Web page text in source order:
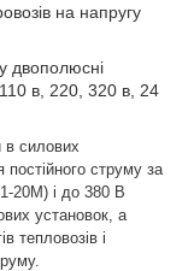
на напругу
двополюсні
в, 220, 320 в, 24
в силових
струму за
20М) і до 380 В
установок, а
тепловозів і